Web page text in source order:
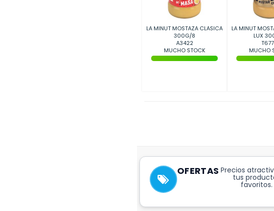
LA MINUT MOSTAZA CLASICA
300G/8
A3422
MUCHO STOCK
LA MINUT
LUX
MUCHO
OFERTAS Precios
tus
favoritos.